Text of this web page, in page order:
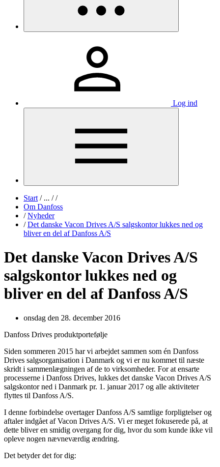
Log ind
Start /... / /
Om Danfoss
/ Nyheder
/ Det danske Vacon Drives A/S salgskontor lukkes ned og
bliver en del af Danfoss A/S
Det danske Vacon Drives A/S
salgskontor lukkes ned og
bliver en del af Danfoss A/S
onsdag den 28. december 2016
Danfoss Drives produktportefølje
Siden sommeren 2015 har vi arbejdet sammen som én Danfoss
Drives salgsorganisation i Danmark og vi er nu kommet til næste
skridt i sammenlægningen af de to virksomheder. For at ensarte
processerne i Danfoss Drives, lukkes det danske Vacon Drives A/S
salgskontor ned i Danmark pr. 1. januar 2017 og alle aktiviteter
flyttes til Danfoss A/S.
I denne forbindelse overtager Danfoss A/S samtlige forpligtelser og
aftaler indgået af Vacon Drives A/S. Vi er meget fokuserede på, at
dette bliver en smidig overgang for dig, hvor du som kunde ikke vil
opleve nogen nævneværdig ændring.
Det betyder det for dig: